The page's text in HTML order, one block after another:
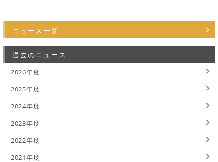
ニュース一覧
過去のニュース
2026年度
2025年度
2024年度
2023年度
2022年度
2021年度